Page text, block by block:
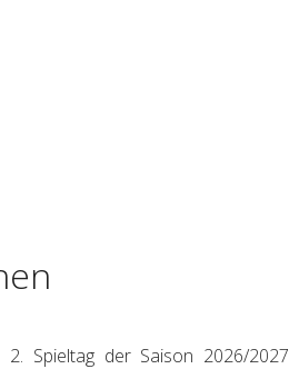
2. Spieltag der Saison 2026/2027